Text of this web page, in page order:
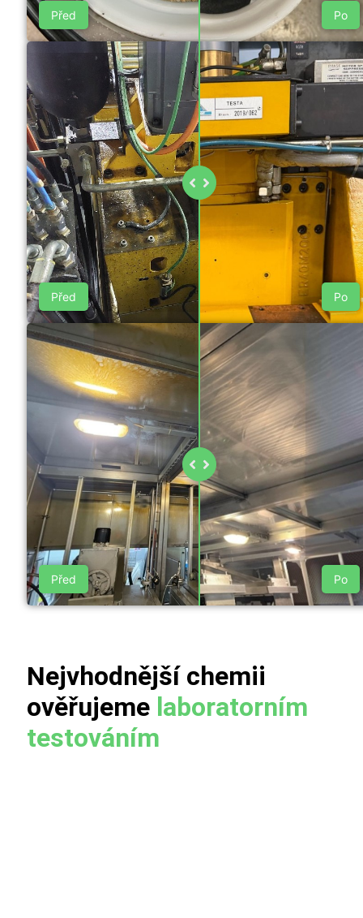
Před Po
Před Po
Před Po
Nejvhodnější chemii
ověřujeme laboratorním
testováním